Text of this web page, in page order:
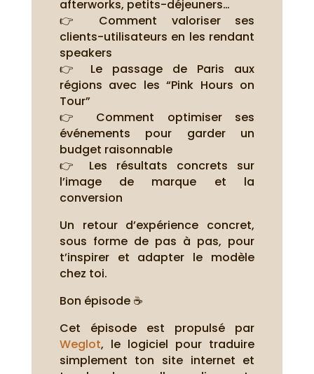
afterworks, petits-déjeuners…
👉 Comment valoriser ses
clients-utilisateurs en les rendant
speakers
👉 Le passage de Paris aux
régions avec les “Pink Hours on
Tour”
👉 Comment optimiser ses
événements pour garder un
budget raisonnable
👉 Les résultats concrets sur
l’image de marque et la
conversion
Un retour d’expérience concret,
sous forme de pas à pas, pour
t’inspirer et adapter le modèle
chez toi.
Bon épisode ☕
Cet épisode est propulsé par
Weglot, le logiciel pour traduire
simplement ton site internet et